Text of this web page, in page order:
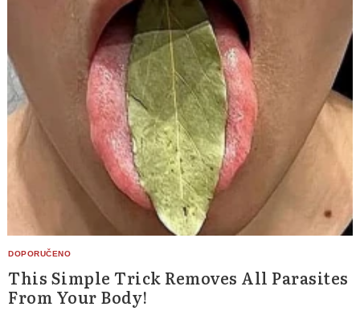
This Simple Trick Removes All Parasites
From Your Body!